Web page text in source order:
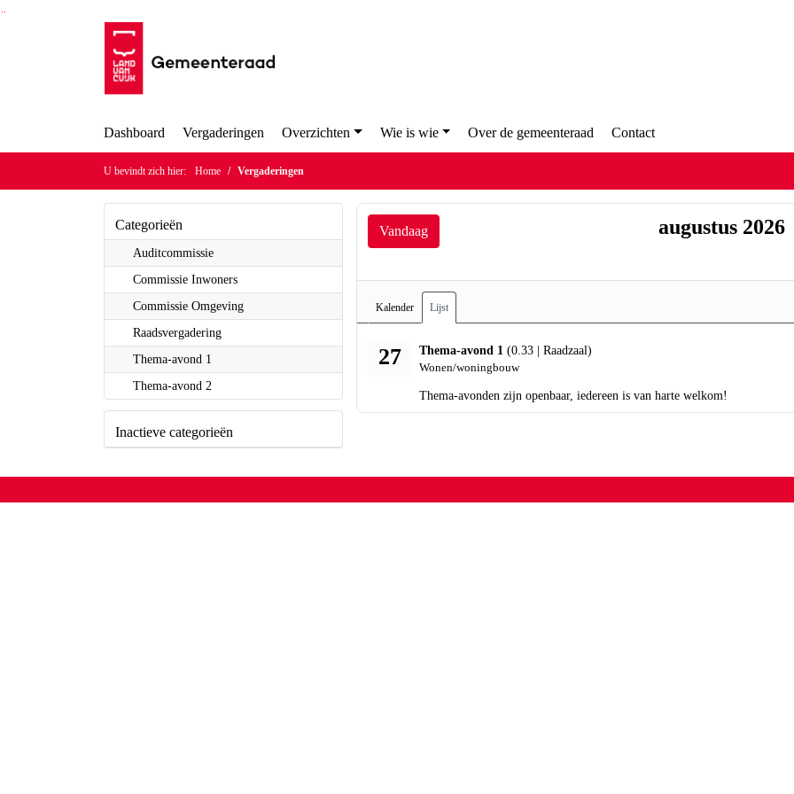
Ga naar de inhoud van deze pagina
Ga naar het zoeken
Ga naar het menu
Dashboard Vergaderingen Overzichten Wie is wie Over de gemeenteraad
U bevindt zich hier: Home Vergaderingen
Categorieën
Auditcommissie
Commissie Inwoners
Commissie Omgeving
Raadsvergadering
Thema-avond 1
Thema-avond 2
Inactieve categorieën
Vandaag augustus 2026
Kalender Lijst
27 Thema-avond 1 (0.33 | Raadzaal)
Wonen/woningbouw
donderdag 27 augustus 2026
Thema-avonden zijn openbaar, iedereen is van harte welkom!